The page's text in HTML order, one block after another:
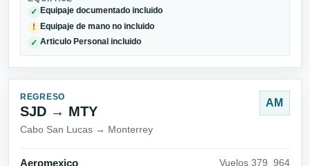
✓ Equipaje documentado incluido
! Equipaje de mano no incluido
✓ Articulo Personal incluido
REGRESO
SJD → MTY
Cabo San Lucas → Monterrey
AM
Aeromexico Vuelos 379_964